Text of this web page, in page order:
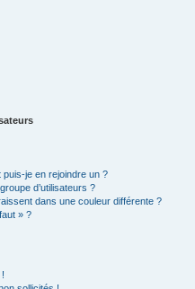
puis-je en rejoindre un ?
d’utilisateurs ?
dans une couleur différente ?
» ?